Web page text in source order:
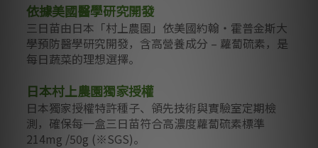
依據美國醫學研究開發
三日苗由日本「村上農園」依美國約翰・霍普金斯大
學預防醫學研究開發，含高營養成分 – 蘿蔔硫素，是
每日蔬菜的理想選擇。
日本村上農園獨家授權
日本獨家授權特許種子、領先技術與實驗室定期檢
測，確保每一盒三日苗符合高濃度蘿蔔硫素標準
214mg /50g (※SGS)。